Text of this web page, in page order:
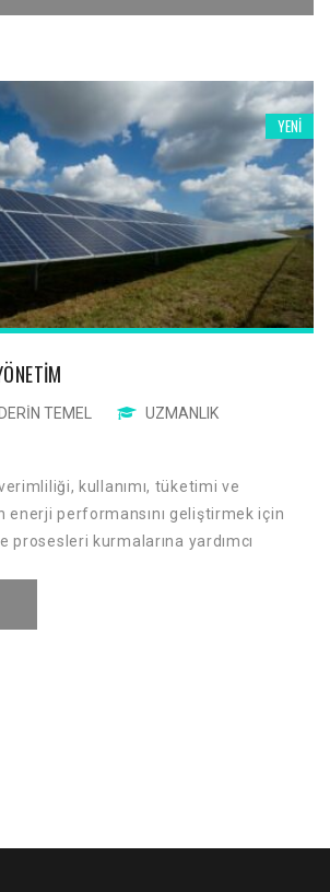
YENI
DERIN TEMEL UZMANLIK
kullanımı, tüketimi ve
enerji performansını geliştirmek için
prosesleri kurmalarına yardımcı
sera gazı emisyonlarında